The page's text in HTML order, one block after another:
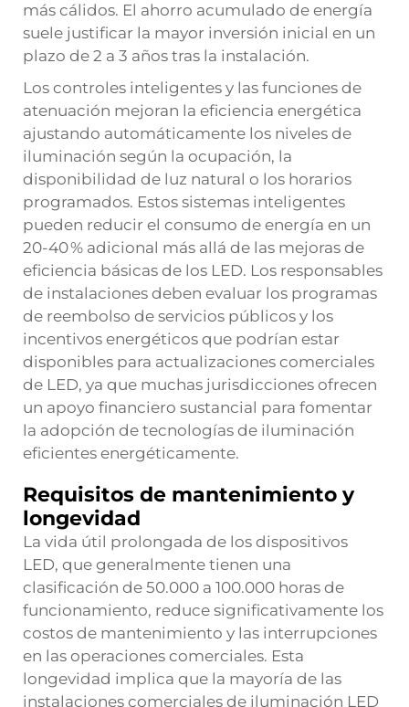
más cálidos. El ahorro acumulado de energía
suele justificar la mayor inversión inicial en un
plazo de 2 a 3 años tras la instalación.
Los controles inteligentes y las funciones de
atenuación mejoran la eficiencia energética
ajustando automáticamente los niveles de
iluminación según la ocupación, la
disponibilidad de luz natural o los horarios
programados. Estos sistemas inteligentes
pueden reducir el consumo de energía en un
20-40 % adicional más allá de las mejoras de
eficiencia básicas de los LED. Los responsables
de instalaciones deben evaluar los programas
de reembolso de servicios públicos y los
incentivos energéticos que podrían estar
disponibles para actualizaciones comerciales
de LED, ya que muchas jurisdicciones ofrecen
un apoyo financiero sustancial para fomentar
la adopción de tecnologías de iluminación
eficientes energéticamente.
Requisitos de mantenimiento y
longevidad
La vida útil prolongada de los dispositivos
LED, que generalmente tienen una
clasificación de 50.000 a 100.000 horas de
funcionamiento, reduce significativamente los
costos de mantenimiento y las interrupciones
en las operaciones comerciales. Esta
longevidad implica que la mayoría de las
instalaciones comerciales de iluminación LED